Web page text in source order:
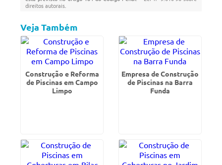
direitos autorais
Veja Também
Construção e Reforma
de Piscinas em Campo
Limpo
Empresa de Construção
de Piscinas na Barra
Funda